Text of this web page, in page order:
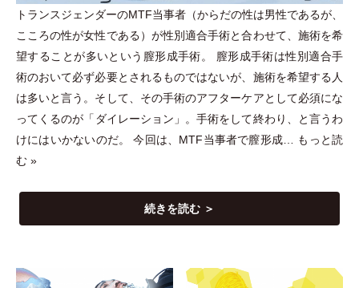
トランスジェンダーのMTF当事者 （からだの性は男性であるが、
こころの性が女性である） が性別適合手術と合わせて、施術を希
望することが多いという膣形成手術。 膣形成手術は性別適合手
術のおいて必ず必要とされるものではないが、施術を希望する人
は多いと言う。そして、その手術のアフターケアとして必須にな
ってくるのが 「 ダイレーション 」 。手術をして終わり、と言うわ
けにはいかないのだ。 今回は、MTF当事者で膣形成… もっと読
む »
続きを読む ＞